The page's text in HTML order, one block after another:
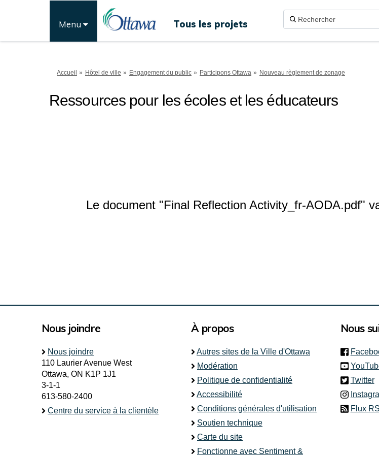
Menu Tous les projets
Vous êtes ici:
Accueil Hôtel de ville Engagement du public Participons Ottawa Nouveau règlement de zonage
Ressources pour les écoles et les éducateurs
Le document "Final Reflection Activity_fr-AODA.pdf"
Nous joindre
Nous joindre
110 Laurier Avenue West
Ottawa, ON K1P 1J1
3-1-1
613-580-2400
Centre du service à la clientèle
À propos
Autres sites de la Ville d'Ottawa
Modération
Politique de confidentialité
Accessibilité
Conditions générales d'utilisation
Soutien technique
Carte du site
Fonctionne avec Sentiment &
Nous
Twitter
Flux